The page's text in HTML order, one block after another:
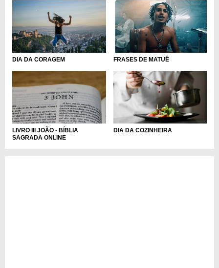
DIA DA CORAGEM FRASES DE MATUÊ
LIVRO III JOÃO - BÍBLIA
SAGRADA ONLINE
DIA DA COZINHEIRA